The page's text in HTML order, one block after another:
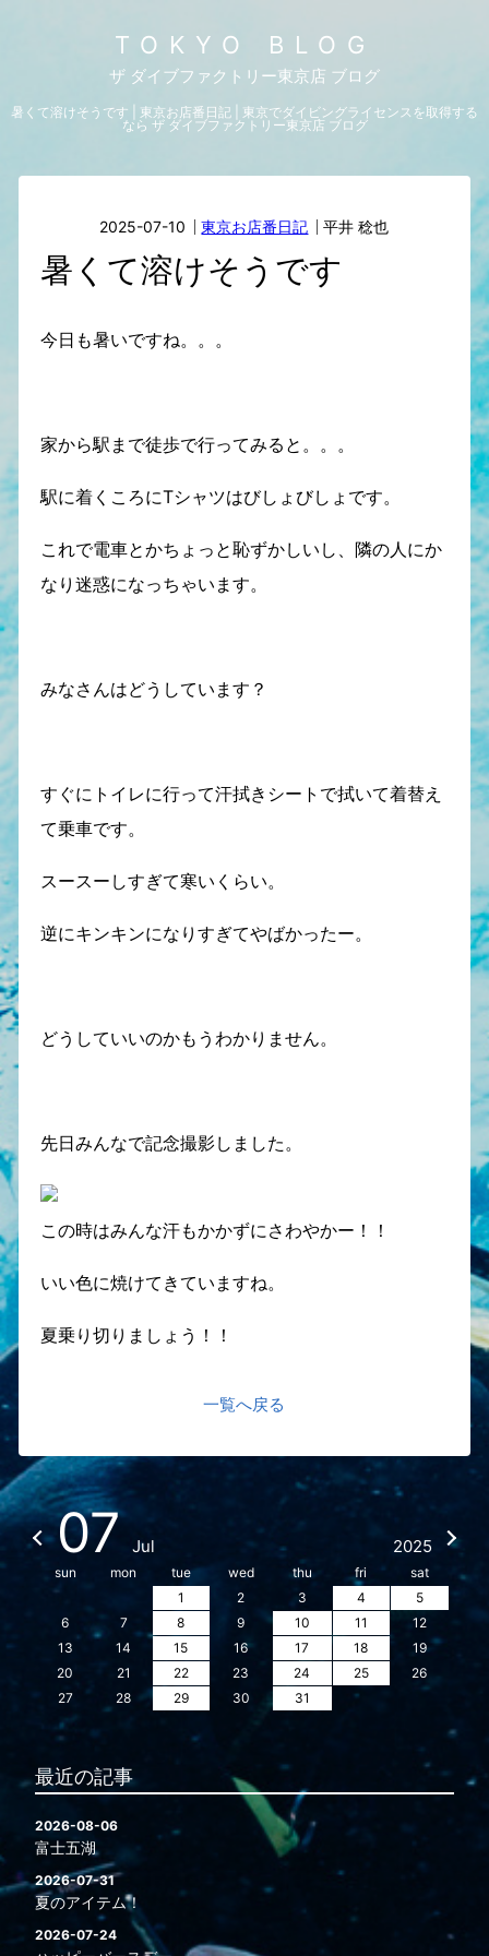
TOKYO BLOG
ザ ダイブファクトリー東京店 ブログ
暑くて溶けそうです | 東京お店番日記 | 東京でダイビングライセンスを取得する
なら ザ ダイブファクトリー東京店 ブログ
2025-07-10 東京お店番日記 平井 稔也
暑くて溶けそうです
今日も暑いですね。。。
家から駅まで徒歩で行ってみると。。。
駅に着くころにTシャツはびしょびしょです。
これで電車とかちょっと恥ずかしいし、隣の人にか
なり迷惑になっちゃいます。
みなさんはどうしています？
すぐにトイレに行って汗拭きシートで拭いて着替え
て乗車です。
スースーしすぎて寒いくらい。
逆にキンキンになりすぎてやばかったー。
どうしていいのかもうわかりません。
先日みんなで記念撮影しました。
この時はみんな汗もかかずにさわやかー！！
いい色に焼けてきていますね。
夏乗り切りましょう！！
一覧へ戻る
07 Jul 2025
sun mon tue wed thu fri
sat
1
2 3 4
5
6
7 8 9 10 11
12
13
14 15 16 17 18
19
20
21 22 23 24 25
26
27
28 29 30 31
最近の記事
2026-08-06
富士五湖
2026-07-31
夏のアイテム！
2026-07-24